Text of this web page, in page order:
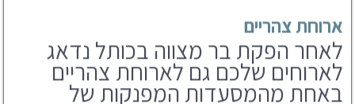
לארוחים שלכם גם לארוחת צהריים
באחת מהמסעדות המפנקות של
ירושלים. אנו עובדים עם מבחר
מסעדות שתוכלו לבחור מבניהם.